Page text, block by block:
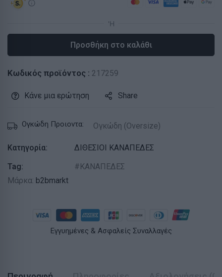
Προσθήκη στο καλάθι
Κωδικός προϊόντος : 217259
Κάνε μια ερώτηση Share
Ογκώδη Προιοντα: Ογκώδη (Oversize)
Κατηγορία:
ΔΙΘΕΣΙΟΙ ΚΑΝΑΠΕΔΕΣ
Tag:
ΚΑΝΑΠΕΔΕΣ
Μάρκα: b2bmarkt
Εγγυημένες & Ασφαλείς Συναλλαγές